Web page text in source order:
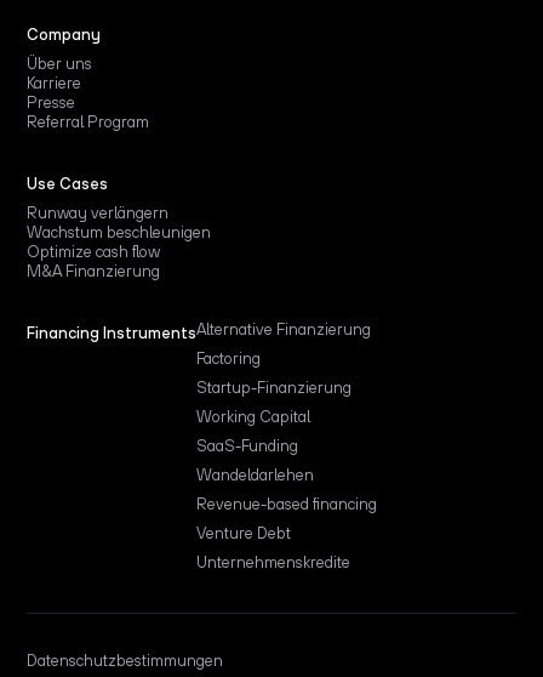
Company
Über uns
Karriere
Presse
Referral Program
Use Cases
Runway verlängern
Wachstum beschleunigen
Optimize cash flow
M&A Finanzierung
Financing InstrumentsAlternative Finanzierung
Factoring
Startup-Finanzierung
Working Capital
SaaS-Funding
Wandeldarlehen
Revenue-based financing
Venture Debt
Unternehmenskredite
Datenschutzbestimmungen